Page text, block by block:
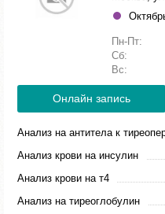
Пн-Пт:
Сб:
Вс:
Онлайн запись
Анализ на антитела к
Анализ крови на инсулин
Анализ крови на т4
Анализ на тиреоглобулин